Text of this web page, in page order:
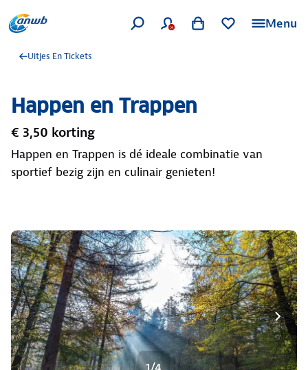
Menu
Uitjes En Tickets
Happen en Trappen
€ 3,50 korting
Happen en Trappen is dé ideale combinatie van
sportief bezig zijn en culinair genieten!